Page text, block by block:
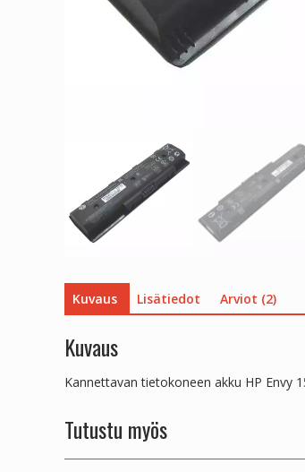
Kuvaus Lisätiedot Arviot (2)
Kuvaus
Kannettavan tietokoneen akku HP Envy
Tutustu myös